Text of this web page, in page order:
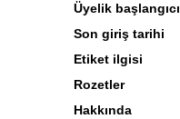
Üyelik başlangıcı
Son giriş tarihi
Etiket ilgisi
Rozetler
Hakkında